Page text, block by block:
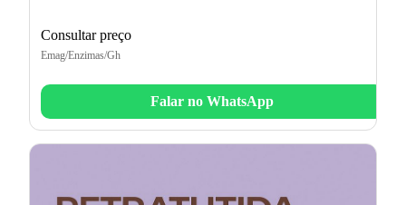
Consultar preço
Emag/Enzimas/Gh
Falar no WhatsApp